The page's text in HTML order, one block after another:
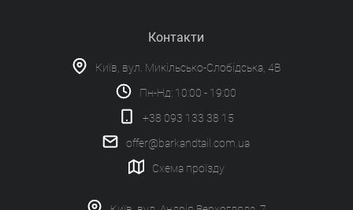
Контакти
Київ, вул. Микільсько-Слобідська, 4В
Пн-Нд: 10:00 - 19:00
+38 093 133 38 15
offer@barkandtail.com.ua
Схема проїзду